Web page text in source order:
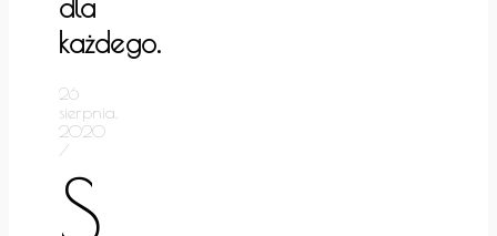
dla
każdego.
26
sierpnia,
2020
/
S